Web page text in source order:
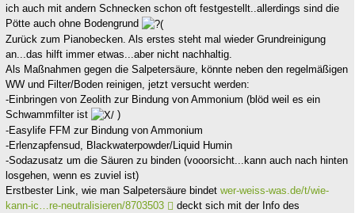
ich auch mit andern Schnecken schon oft festgestellt..allerdings sind die
Pötte auch ohne Bodengrund
Zurück zum Pianobecken. Als erstes steht mal wieder Grundreinigung
an...das hilft immer etwas...aber nicht nachhaltig.
Als Maßnahmen gegen die Salpetersäure, könnte neben den regelmäßigen
WW und Filter/Boden reinigen, jetzt versucht werden:
-Einbringen von Zeolith zur Bindung von Ammonium (blöd weil es ein
Schwammfilter ist
)
-Easylife FFM zur Bindung von Ammonium
-Erlenzapfensud, Blackwaterpowder/Liquid Humin
-Sodazusatz um die Säuren zu binden (vooorsicht...kann auch nach hinten
losgehen, wenn es zuviel ist)
Erstbester Link, wie man Salpetersäure bindet wer-weiss-was.de/t/wie-
kann-ic…re-neutralisieren/8703503
deckt sich mit der Info des